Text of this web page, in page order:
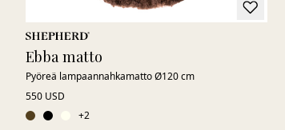
Ebba matto
Pyöreä lampaannahkamatto Ø120 cm
550 USD
+2